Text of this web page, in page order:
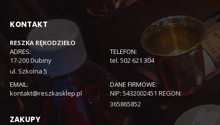
KONTAKT
RESZKA RĘKODZIEŁO
ADRES:
17-200 Dubiny
ul. Szkolna 5
TELEFON:
tel. 502 621 304
EMAIL:
kontakt@reszkasklep.pl
DANE FIRMOWE:
NIP: 5432002451 REGON:
365865852
ZAKUPY